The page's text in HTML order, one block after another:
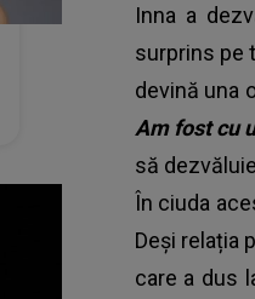
Inna a
surprins pe
devină una
Am fost cu
să
În ciuda
Deși relația
care a dus